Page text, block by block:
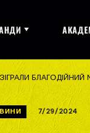
БЛАГОДІЙНИЙ
7/29/2024